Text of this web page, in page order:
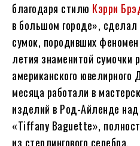
благодаря стилю Кэрри
в большом городе»,
сумок, породивших
летия знаменитой сумочки
американского
месяца работали в
изделий в Род-Айленде
«Tiffany Baguette»,
из стерлингового серебра.